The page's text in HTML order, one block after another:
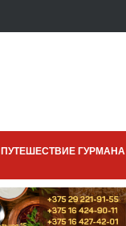
ПУТЕШЕСТВИЕ ГУРМАНА